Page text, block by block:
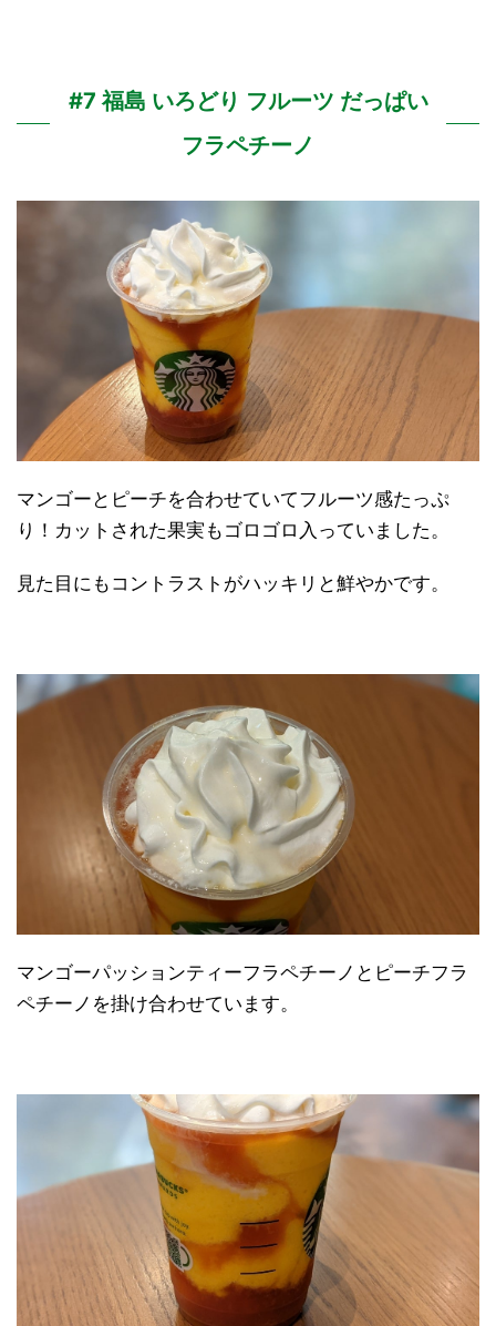
#7 福島 いろどり フルーツ だっぱい
フラペチーノ
マンゴーとピーチを合わせていてフルーツ感たっぷ
り！カットされた果実もゴロゴロ入っていました。
見た目にもコントラストがハッキリと鮮やかです。
マンゴーパッションティーフラペチーノとピーチフラ
ペチーノを掛け合わせています。